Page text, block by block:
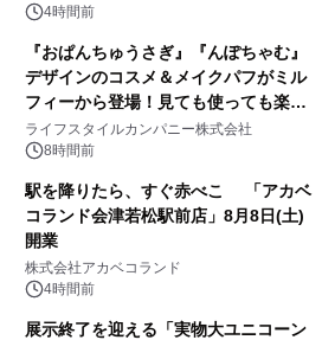
4時間前
『おぱんちゅうさぎ』『んぽちゃむ』
デザインのコスメ＆メイクパフがミル
フィーから登場！見ても使っても楽し
い、ポップでキュートなコレクショ
ン。
ライフスタイルカンパニー株式会社
8時間前
駅を降りたら、すぐ赤べこ 「アカベ
コランド会津若松駅前店」8月8日(土)
開業
株式会社アカベコランド
4時間前
展示終了を迎える「実物大ユニコーン